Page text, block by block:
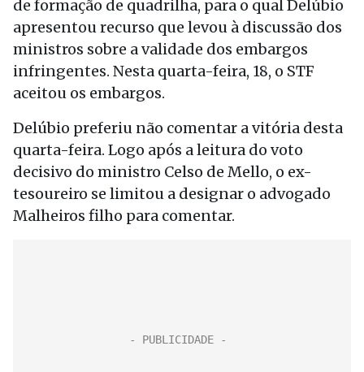
de formação de quadrilha, para o qual Delúbio
apresentou recurso que levou à discussão dos
ministros sobre a validade dos embargos
infringentes. Nesta quarta-feira, 18, o STF
aceitou os embargos.
Delúbio preferiu não comentar a vitória desta
quarta-feira. Logo após a leitura do voto
decisivo do ministro Celso de Mello, o ex-
tesoureiro se limitou a designar o advogado
Malheiros filho para comentar.